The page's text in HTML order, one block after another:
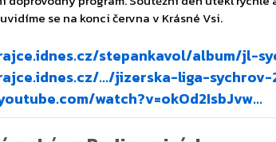
.../jizerska-liga-sychrov-
watch?v=okOd2IsbJvw...
pohár v Radimovicích